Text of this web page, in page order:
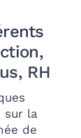
RH
sur la
de